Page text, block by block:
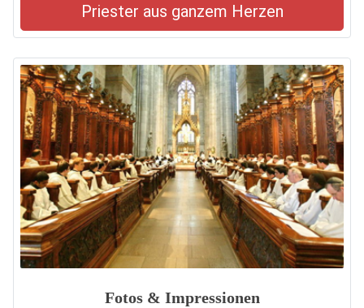
Priester aus ganzem Herzen
Fotos & Impressionen